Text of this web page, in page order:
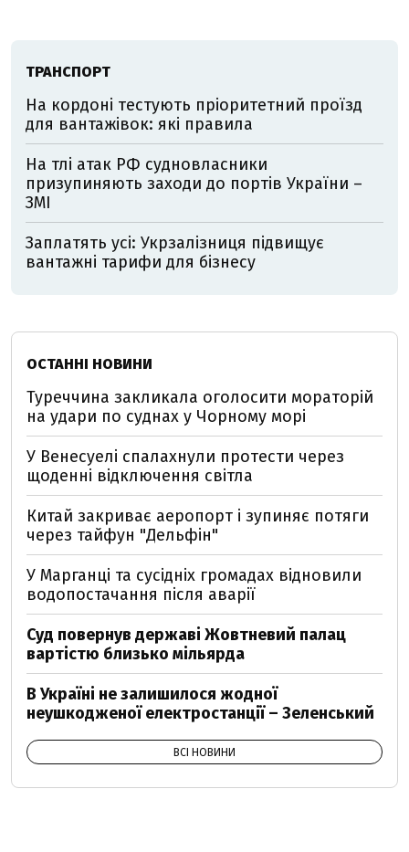
ТРАНСПОРТ
На кордоні тестують пріоритетний проїзд
для вантажівок: які правила
На тлі атак РФ судновласники
призупиняють заходи до портів України –
ЗМІ
Заплатять усі: Укрзалізниця підвищує
вантажні тарифи для бізнесу
ОСТАННІ НОВИНИ
Туреччина закликала оголосити мораторій
на удари по суднах у Чорному морі
У Венесуелі спалахнули протести через
щоденні відключення світла
Китай закриває аеропорт і зупиняє потяги
через тайфун "Дельфін"
У Марганці та сусідніх громадах відновили
водопостачання після аварії
Суд повернув державі Жовтневий палац
вартістю близько мільярда
В Україні не залишилося жодної
неушкодженої електростанції – Зеленський
ВСІ НОВИНИ